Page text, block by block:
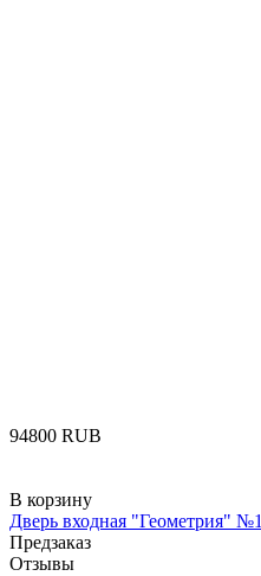
‍94800‍ RUB
В корзину
Дверь входная "Геометрия" №1
Предзаказ
Отзывы